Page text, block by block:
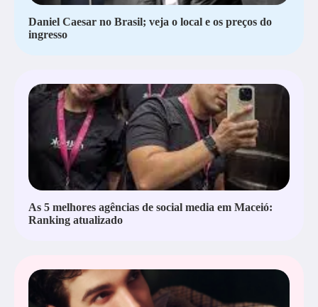
Daniel Caesar no Brasil; veja o local e os preços do
ingresso
As 5 melhores agências de social media em Maceió:
Ranking atualizado